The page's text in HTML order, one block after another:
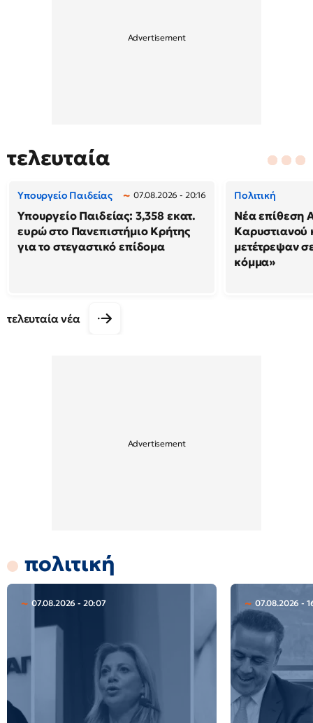
τελευταία
Υπουργείο Παιδείας 07.08.2026 - 20:16
Υπουργείο Παιδείας: 3,358 εκατ.
ευρώ στο Πανεπιστήμιο Κρήτης
για το στεγαστικό επίδομα
Πολιτική
Νέα επίθεση
Καρυστιανού
μετέτρεψαν
κόμμα»
τελευταία νέα
πολιτική
07.08.2026 - 20:07 07.08.2026 -